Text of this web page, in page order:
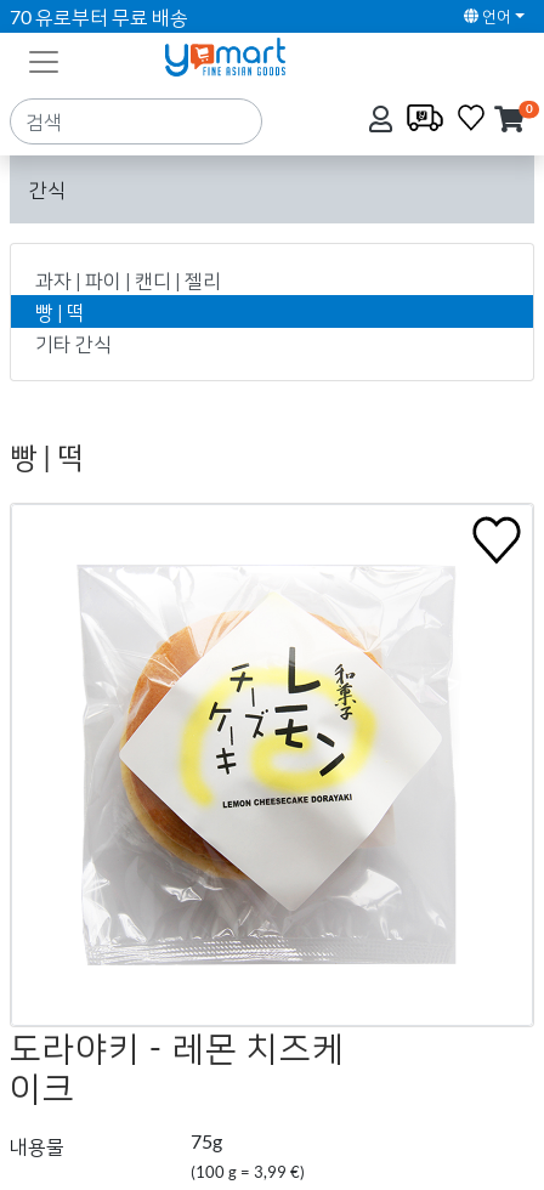
70 유로부터 무료 배송 언어
0
간식
과자 | 파이 | 캔디 | 젤리
빵 | 떡
기타 간식
빵 | 떡
도라야키 - 레몬 치즈케
이크
내용물 75g
(100 g = 3,99 €)